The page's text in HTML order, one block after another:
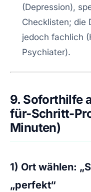
(Depression),
Checklisten; die
jedoch fachlich
Psychiater).
9. Soforthilfe
für-Schritt-
Minuten)
1) Ort wählen:
„perfekt“